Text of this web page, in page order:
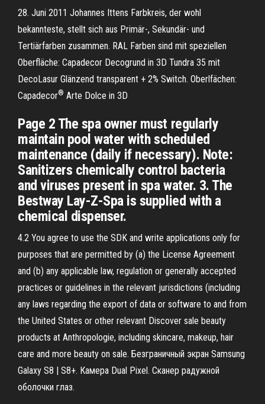
28. Juni 2011 Johannes Ittens Farbkreis, der wohl
bekannteste, stellt sich aus Primär-, Sekundär- und
Tertiärfarben zusammen. RAL Farben sind mit speziellen
Oberfläche: Capadecor Decogrund in 3D Tundra 35 mit
DecoLasur Glänzend transparent + 2% Switch. Oberlfächen:
Capadecor® Arte Dolce in 3D
Page 2 The spa owner must regularly
maintain pool water with scheduled
maintenance (daily if necessary). Note:
Sanitizers chemically control bacteria
and viruses present in spa water. 3. The
Bestway Lay-Z-Spa is supplied with a
chemical dispenser.
4.2 You agree to use the SDK and write applications only for
purposes that are permitted by (a) the License Agreement
and (b) any applicable law, regulation or generally accepted
practices or guidelines in the relevant jurisdictions (including
any laws regarding the export of data or software to and from
the United States or other relevant Discover sale beauty
products at Anthropologie, including skincare, makeup, hair
care and more beauty on sale. Безграничный экран Samsung
Galaxy S8 | S8+. Камера Dual Pixel. Сканер радужной
оболочки глаз.